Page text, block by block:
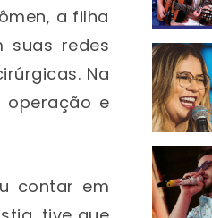
a filha
suas redes
Na
operação e
contar em